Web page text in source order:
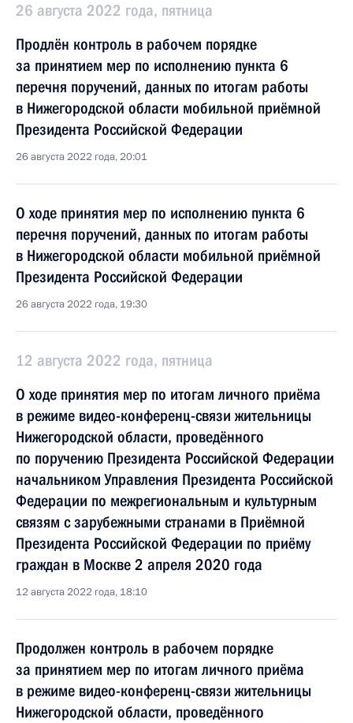
26 августа 2022 года, пятница
Продлён контроль в рабочем порядке
за принятием мер по исполнению пункта 6
перечня поручений, данных по итогам работы
в Нижегородской области мобильной приёмной
Президента Российской Федерации
26 августа 2022 года, 20:01
О ходе принятия мер по исполнению пункта 6
перечня поручений, данных по итогам работы
в Нижегородской области мобильной приёмной
Президента Российской Федерации
26 августа 2022 года, 19:30
12 августа 2022 года, пятница
О ходе принятия мер по итогам личного приёма
в режиме видео-конференц-связи жительницы
Нижегородской области, проведённого
по поручению Президента Российской Федерации
начальником Управления Президента Российской
Федерации по межрегиональным и культурным
связям с зарубежными странами в Приёмной
Президента Российской Федерации по приёму
граждан в Москве 2 апреля 2020 года
12 августа 2022 года, 18:10
Продолжен контроль в рабочем порядке
за принятием мер по итогам личного приёма
в режиме видео-конференц-связи жительницы
Нижегородской области, проведённого